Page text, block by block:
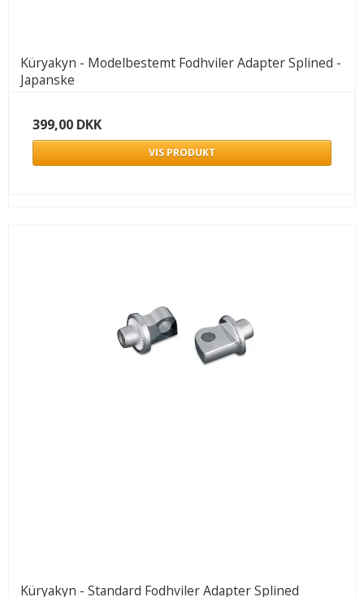
Küryakyn - Modelbestemt Fodhviler Adapter Splined -
Japanske
399,00 DKK
VIS PRODUKT
Küryakyn - Standard Fodhviler Adapter Splined